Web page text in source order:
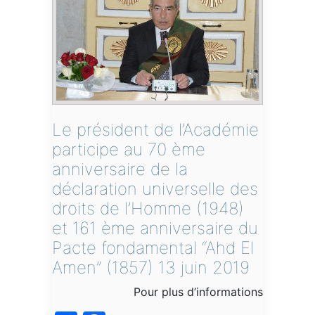
Le président de l’Académie
participe au 70 ème
anniversaire de la
déclaration universelle des
droits de l’Homme (1948)
et 161 ème anniversaire du
Pacte fondamental “Ahd El
Amen” (1857) 13 juin 2019
Pour plus d’informations